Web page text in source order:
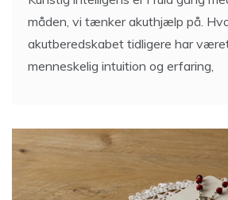
måden, vi tænker akuthjælp på.
akutberedskabet tidligere har
menneskelig intuition og erfaring,